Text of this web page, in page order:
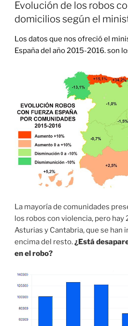
Evolución de los robos
domicilios según el
Los datos que nos ofreció el
España del año 2015-2016. son
La mayoría de comunidades
los robos con violencia, pero hay
Asturias y Cantabria, que se han
encima del resto.¿Está
en el robo?